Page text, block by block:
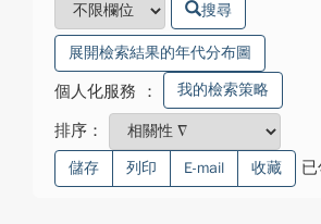
搜尋
展開檢索結果的年代分布圖
個人化服務 ： 我的檢索策略
排序：
儲存 列印 E-mail 收藏